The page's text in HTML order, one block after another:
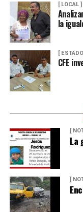
[ LOCAL ]
la
[
CFE
[
La
[